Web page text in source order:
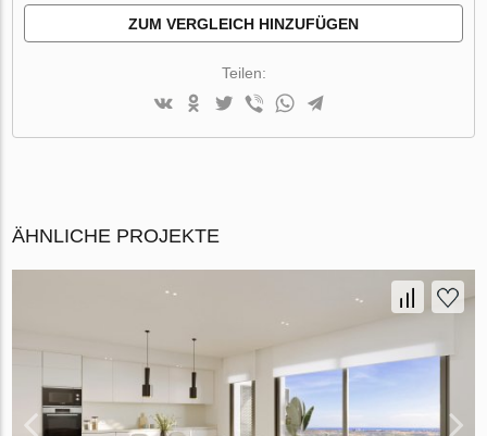
ZUM VERGLEICH HINZUFÜGEN
Teilen:
ÄHNLICHE PROJEKTE